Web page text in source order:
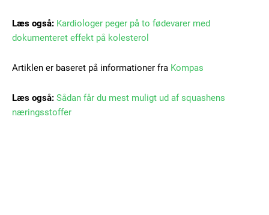
Læs også: Kardiologer peger på to fødevarer med
dokumenteret effekt på kolesterol
Artiklen er baseret på informationer fra Kompas
Læs også: Sådan får du mest muligt ud af squashens
næringsstoffer